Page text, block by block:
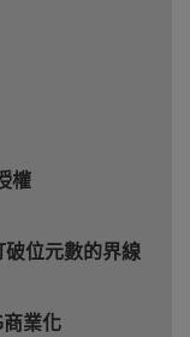
權
位元數的界線
業化